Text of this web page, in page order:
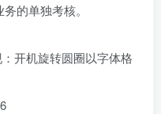
的单独考核。
开机旋转圆圈以字体格